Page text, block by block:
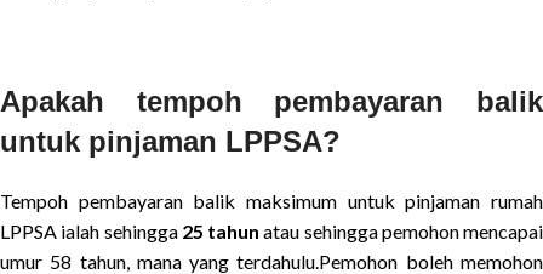
Apakah tempoh pembayaran balik
untuk pinjaman LPPSA?
Tempoh pembayaran balik maksimum untuk pinjaman rumah
LPPSA ialah sehingga 25 tahun atau sehingga pemohon mencapai
umur 58 tahun, mana yang terdahulu.Pemohon boleh memohon